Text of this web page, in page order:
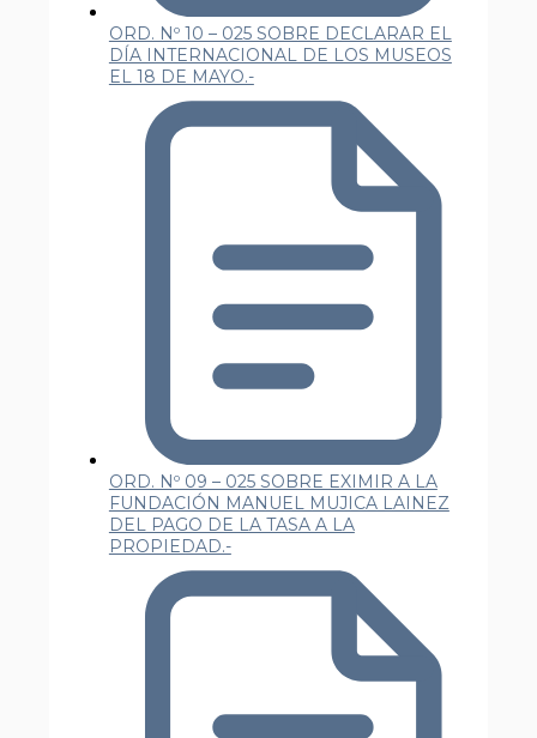
ORD. Nº 10 – 025 SOBRE DECLARAR EL
DÍA INTERNACIONAL DE LOS MUSEOS
EL 18 DE MAYO.-
ORD. Nº 09 – 025 SOBRE EXIMIR A LA
FUNDACIÓN MANUEL MUJICA LAINEZ
DEL PAGO DE LA TASA A LA
PROPIEDAD.-